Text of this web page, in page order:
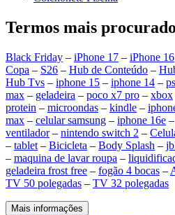
Termos mais
Black Friday – iPhone 17 – iPhone 16
Copa – S26 – Hub de Conteúdo –
Hub Tvs – iphone 15 – iphone 14 –
max – geladeira – poco x7 pro – xbox
protein – microondas – kindle –
max – celular samsung – iphone 16e –
ventilador– nintendo switch 2 –
– tablet – Bicicleta – Body Splash –
– maquina de lavar roupa –
geladeira frost free – fogão 4 bocas –
TV 50 polegadas – TV 32 polegadas
Mais informações